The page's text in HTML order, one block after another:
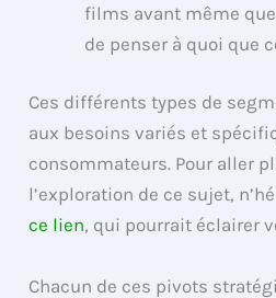
films avant même
de penser à quoi que
Ces différents types de
aux besoins variés et
consommateurs. Pour aller
l’exploration de ce sujet,
ce lien, qui pourrait éclairer
Chacun de ces pivots